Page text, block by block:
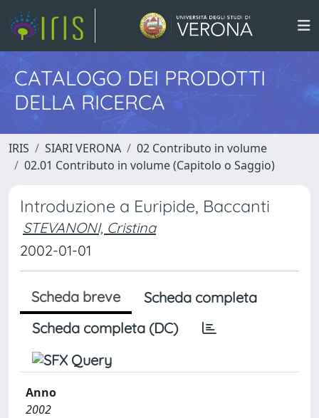
CATALOGO DEI PRODOTTI
DELLA RICERCA
IRIS SIARI VERONA
02 Contributo in volume
02.01 Contributo in volume (Capitolo o Saggio)
Introduzione a Euripide, Baccanti
STEVANONI, Cristina
2002-01-01
Scheda breve
Scheda completa
Scheda completa (DC)
Anno
2002